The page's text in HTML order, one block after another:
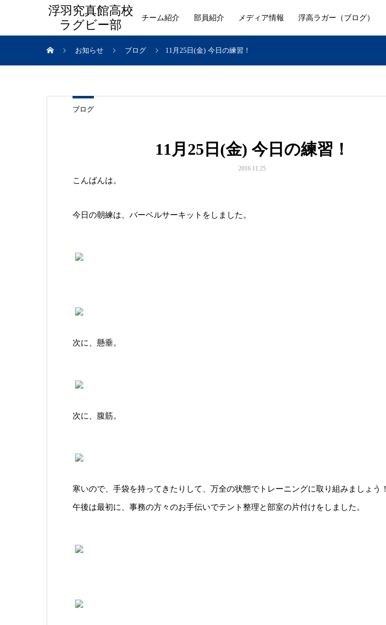
浮羽究真館高校
ラグビー部
チーム紹介 部員紹介 メディア情報 浮高ラガー（ブログ）
お知らせ ブログ 11月25日(金) 今日の練習！
ブログ
11月25日(金) 今日の練習！
2016.11.25
こんばんは。
今日の朝練は、バーベルサーキットをしました。
次に、懸垂。
次に、腹筋。
寒いので、手袋を持ってきたりして、万全の状態でトレーニングに取り組みましょう！
午後は最初に、事務の方々のお手伝いでテント整理と部室の片付けをしました。